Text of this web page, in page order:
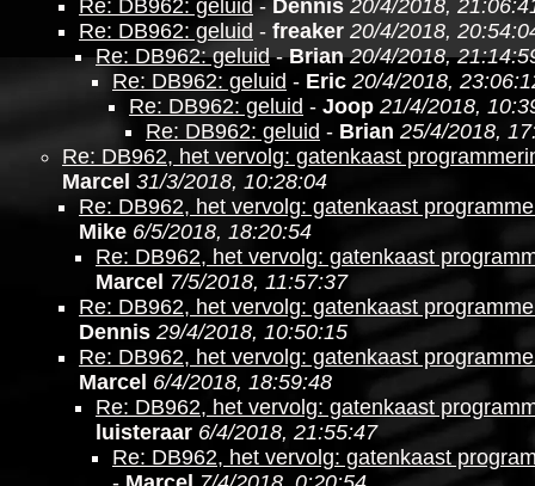
Re: DB962: geluid - Dennis 20/4/2018,
Re: DB962: geluid - freaker 20/4/2018,
Re: DB962: geluid-Brian 20/4/2018,
Re: DB962: geluid - Eric 20/4/2018,
Re: DB962: geluid - Joop 21/4/2018,
Re: DB962: geluid - Brian 25/4/2018,
Re: DB962, het vervolg: gatenkaast
Marcel 31/3/2018, 10:28:04
Re: DB962, het vervolg: gatenkaast
Mike 6/5/2018, 18:20:54
Re: DB962, het vervolg: gatenkaast
Marcel 7/5/2018, 11:57:37
Re: DB962, het vervolg: gatenkaast
Dennis 29/4/2018, 10:50:15
Re: DB962, het vervolg: gatenkaast
Marcel 6/4/2018, 18:59:48
Re: DB962, het vervolg: gatenkaast
luisteraar 6/4/2018, 21:55:47
Re: DB962, het vervolg: gatenkaast